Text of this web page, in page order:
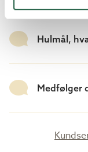
Hulmål,
Medfølger